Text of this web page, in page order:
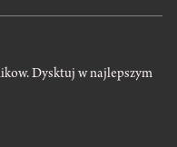
Dysktuj w najlepszym